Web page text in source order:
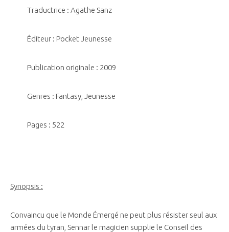
Traductrice : Agathe Sanz
Éditeur : Pocket Jeunesse
Publication originale : 2009
Genres : Fantasy, Jeunesse
Pages : 522
Synopsis :
Convaincu que le Monde Émergé ne peut plus résister seul aux
armées du tyran, Sennar le magicien supplie le Conseil des